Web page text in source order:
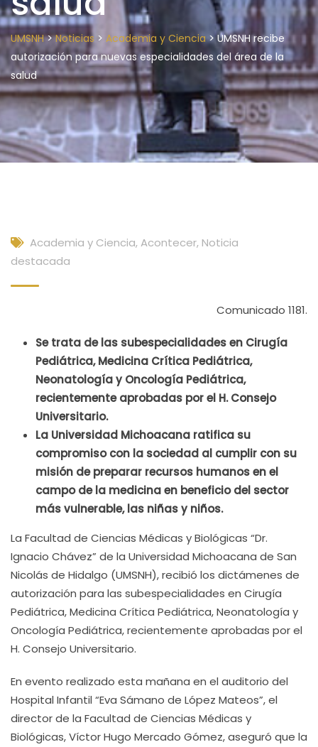
UMSNH>Noticias > Academia y Ciencia>UMSNH recibe
autorización para nuevas especialidades del área de la
salud
Academia y Ciencia,Acontecer, Noticia
destacada
Comunicado 1181.
Se trata de las subespecialidades en Cirugía
Pediátrica, Medicina Crítica Pediátrica,
Neonatología y Oncología Pediátrica,
recientemente aprobadas por el H. Consejo
Universitario.
La Universidad Michoacana ratifica su
compromiso con la sociedad al cumplir con su
misión de preparar recursos humanos en el
campo de la medicina en beneficio del sector
más vulnerable, las niñas y niños.
La Facultad de Ciencias Médicas y Biológicas “Dr.
Ignacio Chávez” de la Universidad Michoacana de San
Nicolás de Hidalgo (UMSNH), recibió los dictámenes de
autorización para las subespecialidades en Cirugía
Pediátrica, Medicina Crítica Pediátrica, Neonatología y
Oncología Pediátrica, recientemente aprobadas por el
H. Consejo Universitario.
En evento realizado esta mañana en el auditorio del
Hospital Infantil “Eva Sámano de López Mateos”, el
director de la Facultad de Ciencias Médicas y
Biológicas, Víctor Hugo Mercado Gómez, aseguró que la